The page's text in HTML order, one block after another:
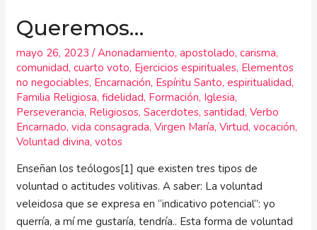
Queremos…
mayo 26, 2023/Anonadamiento,apostolado,carisma,
comunidad,cuarto voto, Ejercicios espirituales, Elementos
no negociables, Encarnación, Espíritu Santo,espiritualidad,
Familia Religiosa,fidelidad, Formación, Iglesia,
Perseverancia, Religiosos,Sacerdotes,santidad,Verbo
Encarnado,vida consagrada,Virgen María,Virtud,vocación,
Voluntad divina,votos
Enseñan los teólogos[1] que existen tres tipos de
voluntad o actitudes volitivas. A saber: La voluntad
veleidosa que se expresa en “indicativo potencial”: yo
querría, a mí me gustaría, tendría.. Esta forma de voluntad